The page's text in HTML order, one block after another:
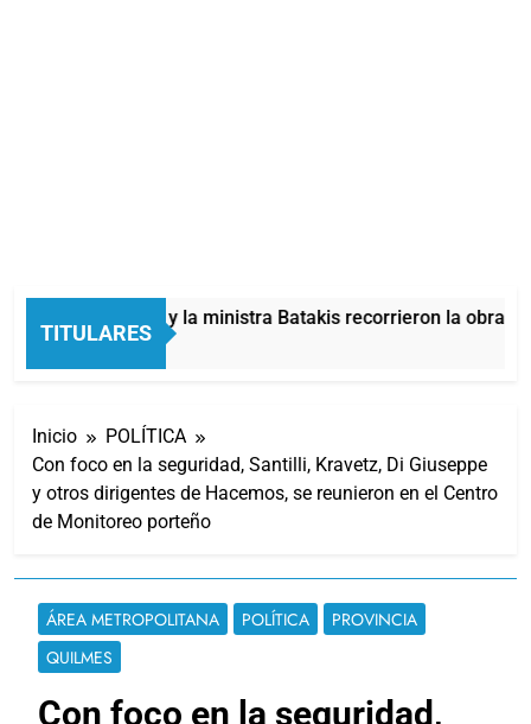
TITULARES
Mayra, Mieri y la ministra Batakis recorrieron la obra de
2 Minutos Atrás
Inicio
POLÍTICA
Con foco en la seguridad, Santilli, Kravetz, Di Giuseppe
y otros dirigentes de Hacemos, se reunieron en el Centro
de Monitoreo porteño
ÁREA METROPOLITANA POLÍTICA
PROVINCIA
QUILMES
Con foco en la seguridad,